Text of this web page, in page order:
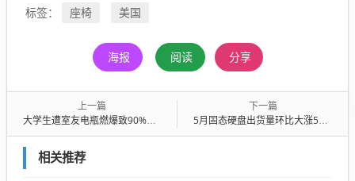
标签： 座椅 美国
海报 阅读 分享
上一篇
大学生遭室友电瓶燃爆致90%烧伤 一审：室友担责51% 伤者自担15%
下一篇
5月固态硬盘出货量环比大涨50%：致态稳居前三
相关推荐